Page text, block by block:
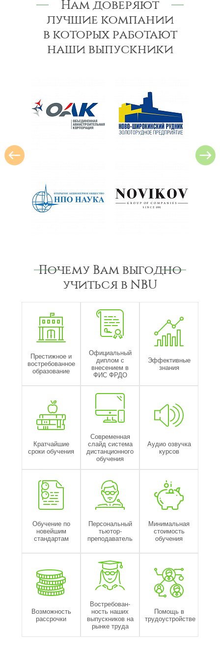
Нам доверяют
лучшие компании
в которых работают
наши выпускники
Почему Вам выгодно
учиться в NBU
Престижное и
востребованное
образование
Официальный
диплом с
внесением в
ФИС ФРДО
Эффективные
знания
Кратчайшие
сроки обучения
Современная
слайд система
дистанционного
обучения
Аудио озвучка
курсов
Обучение по
новейшим
стандартам
Персональный
тьютор-
преподаватель
Минимальная
стоимость
обучения
Возможность
рассрочки
Востребован-
ность наших
выпускников на
рынке труда
Помощь в
трудоустройстве